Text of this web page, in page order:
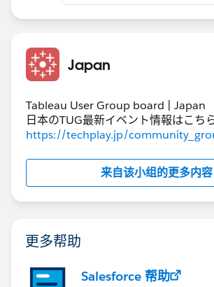
Japan
Tableau User Group board | Japan
日本のTUG最新イベント情報はこちら
https://techplay.jp/
来自该小组的更多内容
更多帮助
Salesforce 帮助